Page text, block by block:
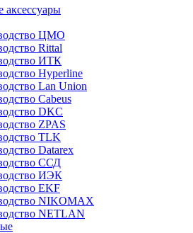
аксеcсуары
ЦМО
Rittal
ИТК
Hyperline
Lan Union
Cabeus
DKC
ZPAS
TLK
Datarex
ССД
ИЭК
EKF
NIKOMAX
NETLAN